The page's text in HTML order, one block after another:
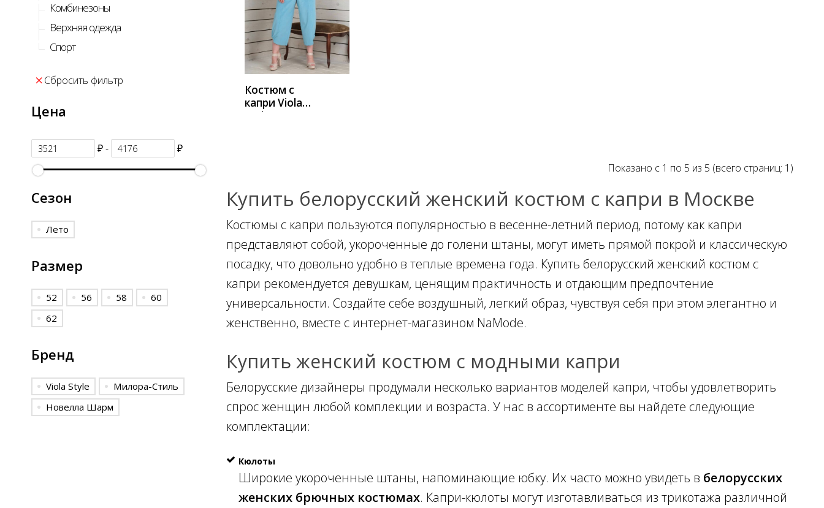
Комбинезоны
Верхняя одежда
Спорт
Сбросить фильтр
Цена
₽ - ₽
Сезон
Лето
Размер
52 56 58
60
62
Бренд
Viola Style
Милора-Стиль
Новелла Шарм
Костюм с
капри Viola
Style 20597
КУПИТЬ
Показано с 1 по 5 из 5 (всего страниц: 1)
Купить белорусский женский костюм с капри в Москве
Костюмы с капри пользуются популярностью в весенне-летний период, потому как капри
представляют собой, укороченные до голени штаны, могут иметь прямой покрой и классическую
посадку, что довольно удобно в теплые времена года. Купить белорусский женский костюм с
капри рекомендуется девушкам, ценящим практичность и отдающим предпочтение
универсальности. Создайте себе воздушный, легкий образ, чувствуя себя при этом элегантно и
женственно, вместе с интернет-магазином NaMode.
Купить женский костюм с модными капри
Белорусские дизайнеры продумали несколько вариантов моделей капри, чтобы удовлетворить
спрос женщин любой комплекции и возраста. У нас в ассортименте вы найдете следующие
комплектации:
Кюлоты
Широкие укороченные штаны, напоминающие юбку. Их часто можно увидеть в белорусских
женских брючных костюмах. Капри-кюлоты могут изготавливаться из трикотажа различной